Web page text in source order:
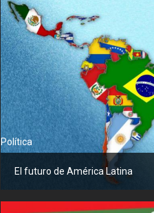
Política
El futuro de América Latina